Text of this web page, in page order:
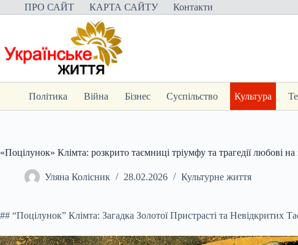
Перейти
до
ПРО САЙТ КАРТА САЙТУ Контакти
Політика Війна Бізнес Суспільство Культура
«Поцілунок» Клімта: розкрито таємниці тріумфу та трагедії любові
Уляна Колісник 28.02.2026 Культурне життя
## “Поцілунок” Клімта: Загадка Золотої Пристрасті та Невідкритих